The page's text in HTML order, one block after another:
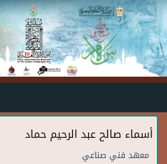
Skip to main content
أسماء صالح عبد الرحيم حماد
معهد فني صناعي